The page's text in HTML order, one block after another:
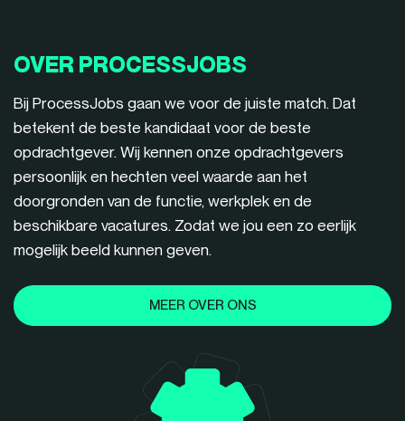
OVER PROCESSJOBS
Bij ProcessJobs gaan we voor de juiste match. Dat
betekent de beste kandidaat voor de beste
opdrachtgever. Wij kennen onze opdrachtgevers
persoonlijk en hechten veel waarde aan het
doorgronden van de functie, werkplek en de
beschikbare vacatures. Zodat we jou een zo eerlijk
mogelijk beeld kunnen geven.
MEER OVER ONS